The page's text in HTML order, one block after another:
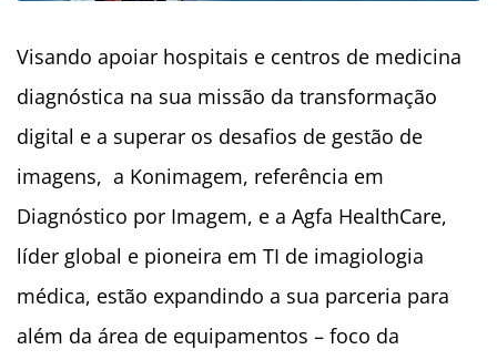
Visando apoiar hospitais e centros de medicina
diagnóstica na sua missão da transformação
digital e a superar os desafios de gestão de
imagens, a Konimagem, referência em
Diagnóstico por Imagem, e a Agfa HealthCare,
líder global e pioneira em TI de imagiologia
médica, estão expandindo a sua parceria para
além da área de equipamentos – foco da